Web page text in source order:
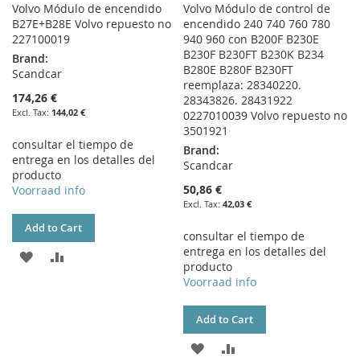
Volvo Módulo de encendido
B27E+B28E Volvo repuesto no
227100019
Brand:
Scandcar
174,26 €
144,02 €
consultar el tiempo de
entrega en los detalles del
producto
Voorraad info
Add to Cart
ADD
Volvo Módulo de control de
encendido 240 740 760 780
940 960 con B200F B230E
B230F B230FT B230K B234
B280E B280F B230FT
reemplaza: 28340220.
28343826. 28431922
0227010039 Volvo repuesto no
3501921
Brand:
Scandcar
50,86 €
42,03 €
consultar el tiempo de
entrega en los detalles del
producto
Voorraad info
Add to Cart
ADD